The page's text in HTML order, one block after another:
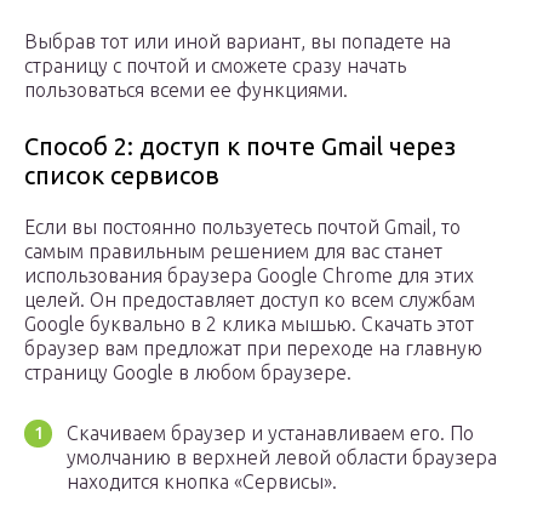
Выбрав тот или иной вариант, вы попадете на
страницу с почтой и сможете сразу начать
пользоваться всеми ее функциями.
Способ 2: доступ к почте Gmail через
список сервисов
Если вы постоянно пользуетесь почтой Gmail, то
самым правильным решением для вас станет
использования браузера Google Chrome для этих
целей. Он предоставляет доступ ко всем службам
Google буквально в 2 клика мышью. Скачать этот
браузер вам предложат при переходе на главную
страницу Google в любом браузере.
Скачиваем браузер и устанавливаем его. По
умолчанию в верхней левой области браузера
находится кнопка «Сервисы».